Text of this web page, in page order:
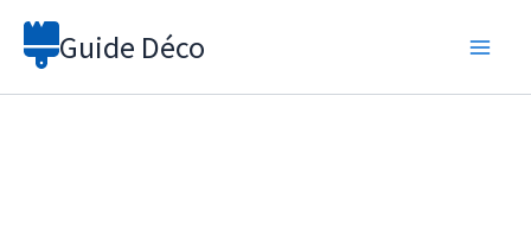
Aller
Guide Déco